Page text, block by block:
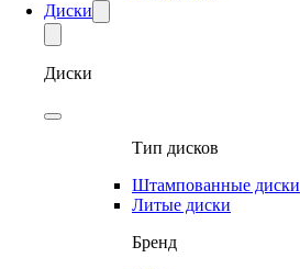
Диски
Диски
Тип дисков
Штампованные диски
Литые диски
Бренд